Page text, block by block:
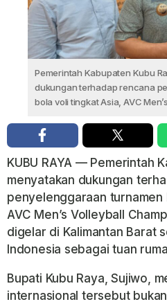
Pemerintah Kabupaten Kubu
dukungan terhadap rencana
bola voli tingkat Asia, AVC
KUBU RAYA — Pemerintah
menyatakan dukungan
penyelenggaraan turnamen
AVC Men’s Volleyball
digelar di Kalimantan Barat
Indonesia sebagai tuan
Bupati Kubu Raya, Sujiwo,
internasional tersebut